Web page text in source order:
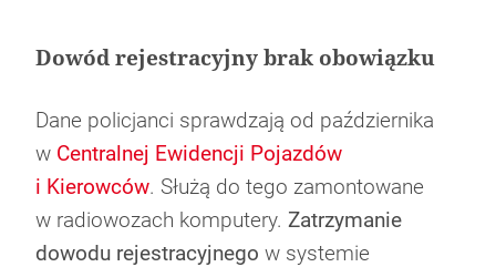
Jak wybrać i czyścić dywaniki samochodowe
Rusza strefa czystego transportu w
Warszawie. Co to oznacza?
Co oznacza zapalona kontrolka EPC w
samochodzie?
Bezpieczna jazda zimą okiem Rajdowego
Mistrza
Dowód rejestracyjny brak obowiązku
Dane policjanci sprawdzają od października
w Centralnej Ewidencji Pojazdów
i Kierowców. Służą do tego zamontowane
w radiowozach komputery. Zatrzymanie
dowodu rejestracyjnego w systemie